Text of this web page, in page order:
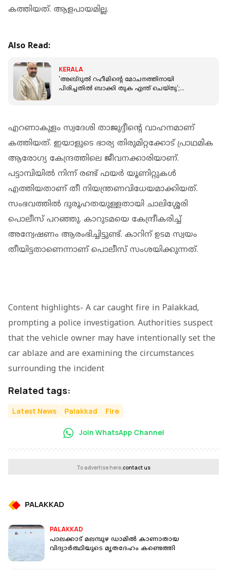
കത്തിയത്. ആളപായമില്ല.
Also Read:
KERALA
'അബ്ദുല്‍ റഹീമിന്റെ മോചനത്തിനായി
പിരിച്ചതില്‍ ബാക്കി തുക എന്ത് ചെയ്തു';
എറണാകുളം സ്വദേശി താജുദ്ദീന്റെ വാഹനമാണ്
കത്തിയത്. ഇയാളുടെ ഭാര്യ തിരുമിറ്റക്കോട് പ്രാഥമിക
ആരോഗ്യ കേന്ദ്രത്തിലെ ജീവനക്കാരിയാണ്.
പട്ടാമ്പിയില്‍ നിന്ന് രണ്ട് ഫയര്‍ യൂണിറ്റുകള്‍
എത്തിയതാണ് തീ നിയന്ത്രണവിധേയമാക്കിയത്.
സംഭവത്തില്‍ ദുരൂഹതയുള്ളതായി ചാലിശ്ശേരി
പൊലീസ് പറഞ്ഞു. കാറുടമയെ കേന്ദ്രീകരിച്ച്
അന്വേഷണം ആരംഭിച്ചിട്ടുണ്ട്. കാറിന് ഉടമ സ്വയം
തീയിട്ടതാണെന്നാണ് പൊലീസ് സംശയിക്കുന്നത്.
Content highlights- A car caught fire in Palakkad,
prompting a police investigation. Authorities suspect
that the vehicle owner may have intentionally set the
car ablaze and are examining the circumstances
surrounding the incident
Related tags:
Latest News Palakkad Fire
Join WhatsApp Channel
To advertise here,contact us
PALAKKAD
PALAKKAD
പാലക്കാട് മലമ്പുഴ ഡാമില്‍ കാണാതായ
വിദ്യാര്‍ത്ഥിയുടെ മൃതദേഹം കണ്ടെത്തി